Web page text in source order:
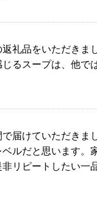
礼品をいただき
るスープは、他で
届けていただきま
ルだと思います。
リピートしたい一